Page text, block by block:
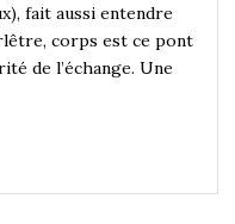
fait aussi entendre
corps est ce pont
de l’échange. Une